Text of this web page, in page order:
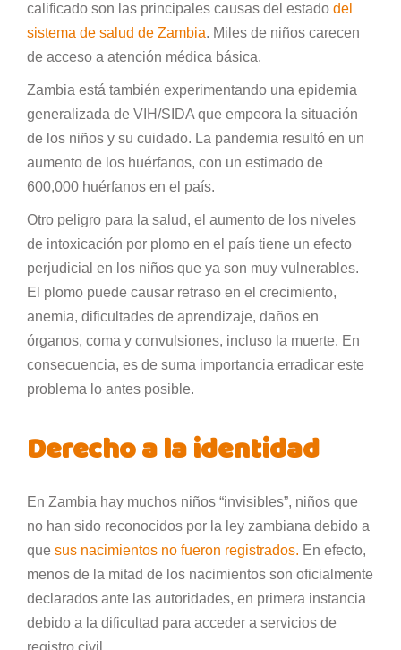
calificado son las principales causas del estado del
sistema de salud de Zambia. Miles de niños carecen
de acceso a atención médica básica.
Zambia está también experimentando una epidemia
generalizada de VIH/SIDA que empeora la situación
de los niños y su cuidado. La pandemia resultó en un
aumento de los huérfanos, con un estimado de
600,000 huérfanos en el país.
Otro peligro para la salud, el aumento de los niveles
de intoxicación por plomo en el país tiene un efecto
perjudicial en los niños que ya son muy vulnerables.
El plomo puede causar retraso en el crecimiento,
anemia, dificultades de aprendizaje, daños en
órganos, coma y convulsiones, incluso la muerte. En
consecuencia, es de suma importancia erradicar este
problema lo antes posible.
Derecho a la identidad
En Zambia hay muchos niños “invisibles”, niños que
no han sido reconocidos por la ley zambiana debido a
que sus nacimientos no fueron registrados. En efecto,
menos de la mitad de los nacimientos son oficialmente
declarados ante las autoridades, en primera instancia
debido a la dificultad para acceder a servicios de
registro civil.